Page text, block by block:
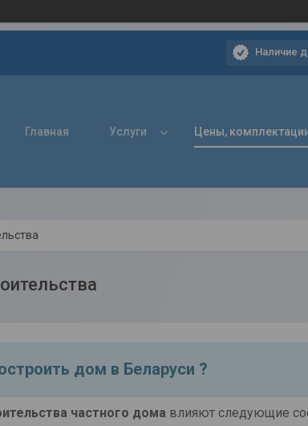
Наличие
Главная Услуги Цены,
дом в Беларуси ?
частного дома влияют следующие